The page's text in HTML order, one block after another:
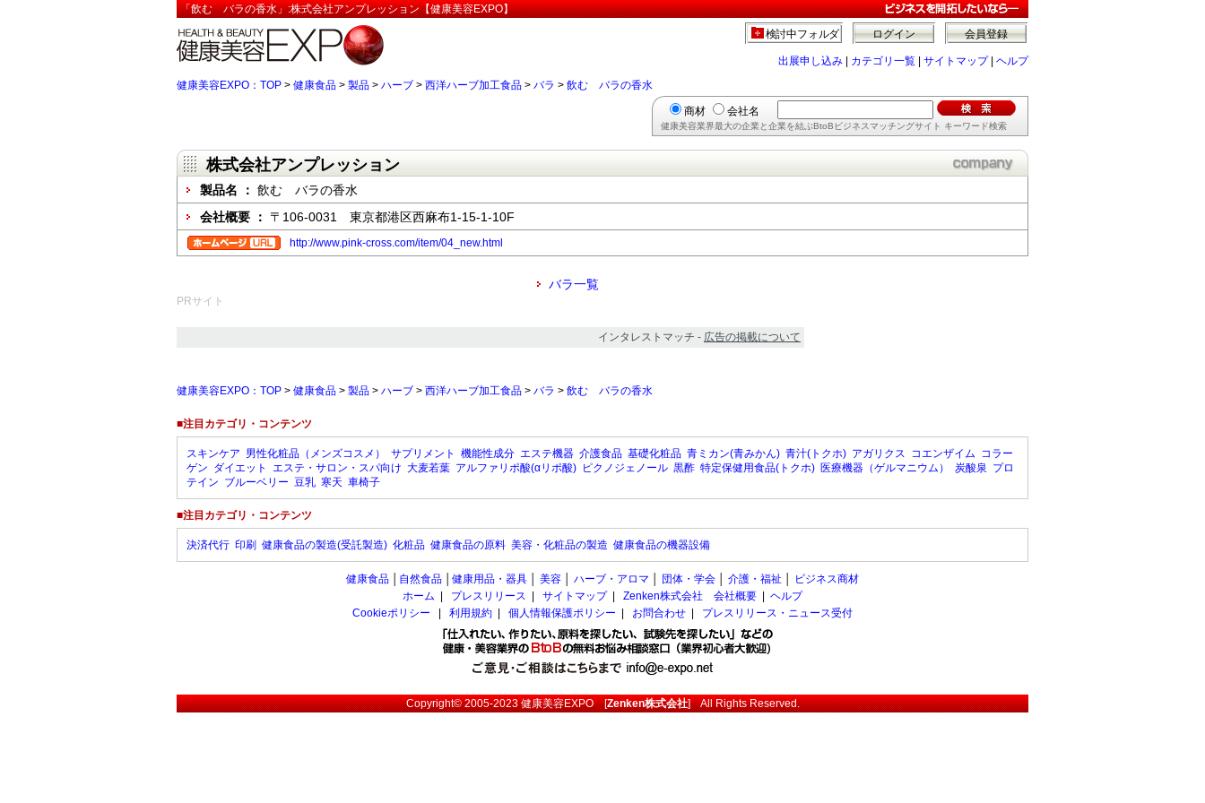
「飲む バラの香水」:株式会社アンプレッション【健康美容EXPO】
会員登録
ログイン
検討中フォルダ
出展申し込み カテゴリ一覧 サイトマップ| ヘルプ
健康美容EXPO：TOP > 健康食品 > 製品 > ハーブ > 西洋ハーブ加工食品 > バラ > 飲む バラの香水
商材 会社名
健康美容業界最大の企業と企業を結ぶBtoBビジネスマッチングサイト キーワード検索
株式会社アンプレッション
製品名 ： 飲む バラの香水
会社概要 ： 〒106-0031 東京都港区西麻布1-15-1-10F
http://www.pink-cross.com/item/04_new.html
バラ一覧
PRサイト
インタレストマッチ - 広告の掲載について
健康美容EXPO：TOP > 健康食品 > 製品 > ハーブ > 西洋ハーブ加工食品 > バラ > 飲む バラの香水
■注目カテゴリ・コンテンツ
スキンケア 男性化粧品（メンズコスメ） サプリメント 機能性成分 エステ機器 介護食品 基礎化粧品 青ミカン(青みかん) 青汁(トクホ) アガリクス コエンザイム コラー
ゲン ダイエット エステ・サロン・スパ向け 大麦若葉 アルファリポ酸(αリポ酸) ピクノジェノール 黒酢 特定保健用食品(トクホ) 医療機器（ゲルマニウム） 炭酸泉 プロ
テイン ブルーベリー 豆乳 寒天 車椅子
■注目カテゴリ・コンテンツ
決済代行 印刷 健康食品の製造(受託製造) 化粧品 健康食品の原料 美容・化粧品の製造 健康食品の機器設備
健康食品 自然食品 健康用品・器具 美容 ハーブ・アロマ 団体・学会 介護・福祉
ビジネス商材
ホーム
プレスリリース サイトマップ| Zenken株式会社 会社概要
ヘルプ
Cookieポリシー
利用規約 個人情報保護ポリシー お問合わせ プレスリリース・ニュース受付
Copyright© 2005-2023健康美容EXPO[Zenken株式会社] All Rights Reserved.